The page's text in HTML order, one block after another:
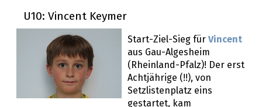
U10: Vincent Keymer
Start-Ziel-Sieg für Vincent
aus Gau-Algesheim
(Rheinland-Pfalz)! Der erst
Achtjährige (!!), von
Setzlistenplatz eins
gestartet, kam